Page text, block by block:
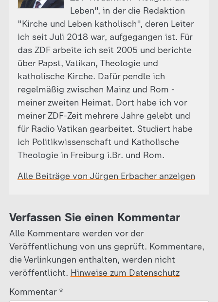
Leben", in der die Redaktion
"Kirche und Leben katholisch", deren Leiter
ich seit Juli 2018 war, aufgegangen ist. Für
das ZDF arbeite ich seit 2005 und berichte
über Papst, Vatikan, Theologie und
katholische Kirche. Dafür pendle ich
regelmäßig zwischen Mainz und Rom -
meiner zweiten Heimat. Dort habe ich vor
meiner ZDF-Zeit mehrere Jahre gelebt und
für Radio Vatikan gearbeitet. Studiert habe
ich Politikwissenschaft und Katholische
Theologie in Freiburg i.Br. und Rom.
Alle Beiträge von Jürgen Erbacher anzeigen
Verfassen Sie einen Kommentar
Alle Kommentare werden vor der
Veröffentlichung von uns geprüft. Kommentare,
die Verlinkungen enthalten, werden nicht
veröffentlicht. Hinweise zum Datenschutz
Kommentar *